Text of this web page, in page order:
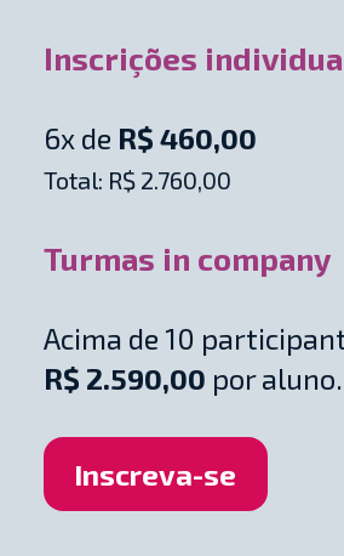
Inscrições
6x de R$ 460,00
Total: R$ 2.760,00
Turmas in company
Acima de 10
R$ 2.590,00 por aluno.
Inscreva-se